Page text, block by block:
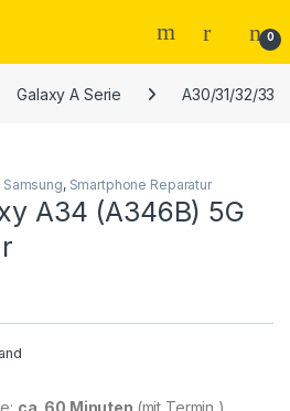
0
Galaxy A Serie A30/31/32/33
Samsung, Smartphone Reparatur
A34 (A346B) 5G
ca. 60 Minuten (mit Termin )